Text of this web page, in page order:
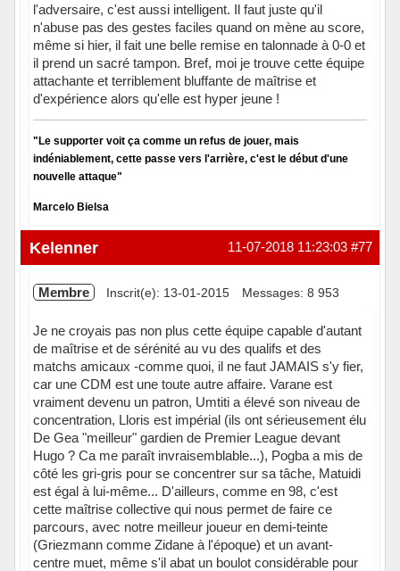
l'adversaire, c'est aussi intelligent. Il faut juste qu'il
n'abuse pas des gestes faciles quand on mène au score,
même si hier, il fait une belle remise en talonnade à 0-0 et
il prend un sacré tampon. Bref, moi je trouve cette équipe
attachante et terriblement bluffante de maîtrise et
d'expérience alors qu'elle est hyper jeune !
"Le supporter voit ça comme un refus de jouer, mais
indéniablement, cette passe vers l'arrière, c'est le début d'une
nouvelle attaque"
Marcelo Bielsa
Hors ligne #77
11-07-2018 11:23:03
Kelenner
Membre Inscrit(e): 13-01-2015 Messages: 8 953
Je ne croyais pas non plus cette équipe capable d'autant
de maîtrise et de sérénité au vu des qualifs et des
matchs amicaux -comme quoi, il ne faut JAMAIS s'y fier,
car une CDM est une toute autre affaire. Varane est
vraiment devenu un patron, Umtiti a élevé son niveau de
concentration, Lloris est impérial (ils ont sérieusement élu
De Gea "meilleur" gardien de Premier League devant
Hugo ? Ca me paraît invraisemblable...), Pogba a mis de
côté les gri-gris pour se concentrer sur sa tâche, Matuidi
est égal à lui-même... D'ailleurs, comme en 98, c'est
cette maîtrise collective qui nous permet de faire ce
parcours, avec notre meilleur joueur en demi-teinte
(Griezmann comme Zidane à l'époque) et un avant-
centre muet, même s'il abat un boulot considérable pour